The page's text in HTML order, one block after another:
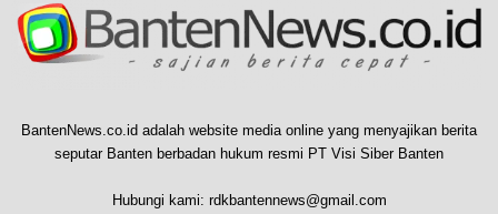
BantenNews.co.id adalah website media online yang menyajikan berita
seputar Banten berbadan hukum resmi PT Visi Siber Banten
Hubungi kami: rdkbantennews@gmail.com